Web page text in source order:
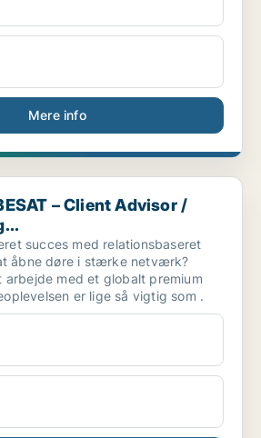
Mere info
Client Advisor / Relationssælg...
– Client Advisor /
succes med relationsbaseret
åbne døre i stærke netværk?
arbejde med et globalt premium
er lige så vigtig som .